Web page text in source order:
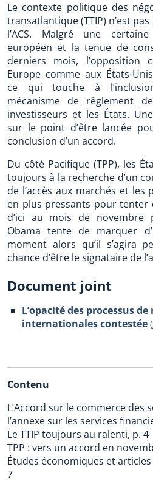
Le contexte politique des
transatlantique (TTIP) n’est
l’ACS. Malgré une
européen et la tenue de
derniers mois, l’opposition
Europe comme aux États-
ce qui touche à
mécanisme de règlement
investisseurs et les États.
sur le point d’être lancée
conclusion d’un accord.
Du côté Pacifique (TPP), les
toujours à la recherche d’un
de l’accès aux marchés et
en plus pressants pour tenter
d’ici au mois de novembre
Obama tente de marquer
moment alors qu’il s’agira
chance d’être le signataire de
Document joint
L’opacité des processus
internationales contestée (
Contenu
L’Accord sur le commerce des
l’annexe sur les services
Le TTIP toujours au ralenti, p. 4
TPP : vers un accord en
Études économiques et
7